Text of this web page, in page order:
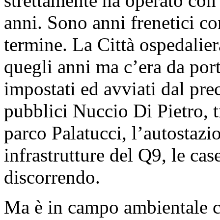
anni. Sono anni frenetici
termine. La Città
quegli anni ma c’era da
impostati ed avviati dal
pubblici Nuccio Di Pietro,
parco Palatucci,
infrastrutture del Q9, le
discorrendo.
Ma è in campo ambientale